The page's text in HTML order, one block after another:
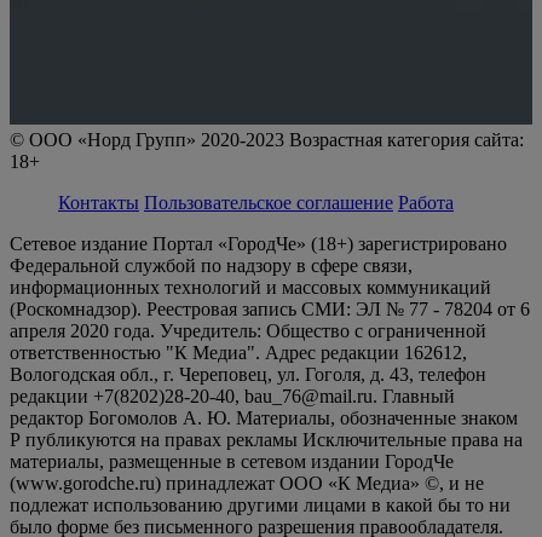
© ООО «Норд Групп» 2020-2023 Возрастная категория сайта:
18+
Контакты Пользовательское соглашение Работа
Сетевое издание Портал «ГородЧе» (18+) зарегистрировано
Федеральной службой по надзору в сфере связи,
информационных технологий и массовых коммуникаций
(Роскомнадзор). Реестровая запись СМИ: ЭЛ № 77 - 78204 от 6
апреля 2020 года. Учредитель: Общество с ограниченной
ответственностью "К Медиа". Адрес редакции 162612,
Вологодская обл., г. Череповец, ул. Гоголя, д. 43, телефон
редакции +7(8202)28-20-40, bau_76@mail.ru. Главный
редактор Богомолов А. Ю. Материалы, обозначенные знаком
Р публикуются на правах рекламы Исключительные права на
материалы, размещенные в сетевом издании ГородЧе
(www.gorodche.ru) принадлежат ООО «К Медиа» ©, и не
подлежат использованию другими лицами в какой бы то ни
было форме без письменного разрешения правообладателя.